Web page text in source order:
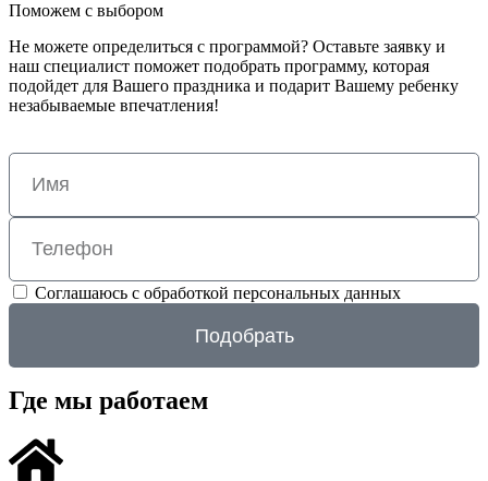
Поможем с выбором
Не можете определиться с программой? Оставьте заявку и
наш специалист поможет подобрать программу, которая
подойдет для Вашего праздника и подарит Вашему ребенку
незабываемые впечатления!
Соглашаюсь с обработкой персональных данных
Подобрать
Где мы работаем